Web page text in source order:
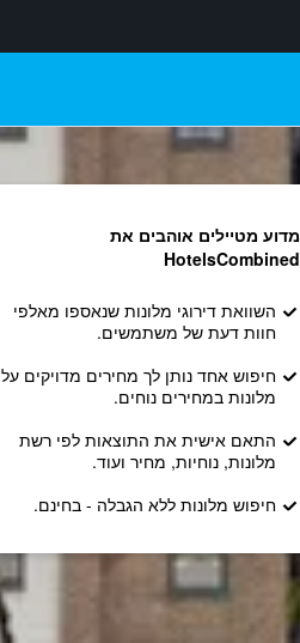
מדוע מטיילים אוהבים את
HotelsCombined
השוואת דירוגי מלונות שנאספו מאלפי
חוות דעת של משתמשים.
חיפוש אחד נותן לך מחירים מדויקים על
מלונות במחירים נוחים.
התאם אישית את התוצאות לפי רשת
מלונות, נוחיות, מחיר ועוד.
חיפוש מלונות ללא הגבלה - בחינם.